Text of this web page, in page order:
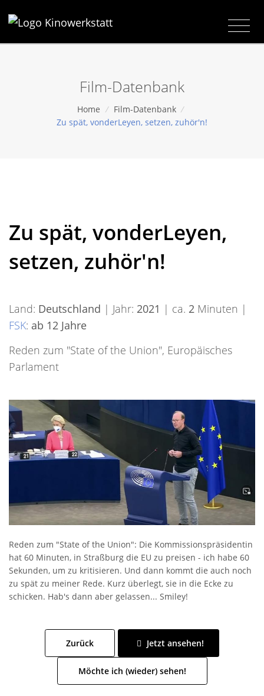
Film-Datenbank
Home / Film-Datenbank /
Zu spät, vonderLeyen, setzen, zuhör'n!
Zu spät, vonderLeyen,
setzen, zuhör'n!
Land: Deutschland | Jahr: 2021 | ca. 2 Minuten |
FSK: ab 12 Jahre
Reden zum "State of the Union", Europäisches
Parlament
Reden zum "State of the Union": Die Kommissionspräsidentin
hat 60 Minuten, in Straßburg die EU zu preisen - ich habe 60
Sekunden, um zu kritisieren. Und dann kommt die auch noch
zu spät zu meiner Rede. Kurz überlegt, sie in die Ecke zu
schicken. Hab's dann aber gelassen... Smiley!
Zurück Jetzt ansehen!
Möchte ich (wieder) sehen!